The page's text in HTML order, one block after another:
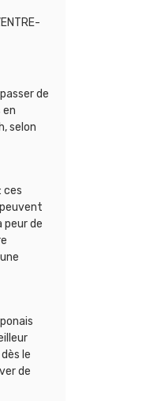
de
en
selon
ces
peur de
le
de